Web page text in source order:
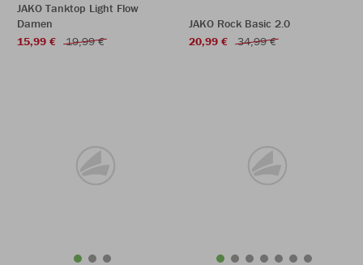
JAKO Tanktop Light Flow
Damen
15,99 €
19,99 €
JAKO Rock Basic 2.0
20,99 €
34,99 €